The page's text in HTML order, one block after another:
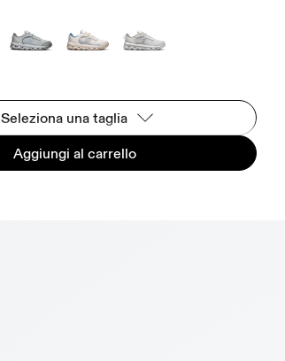
Seleziona una taglia
Aggiungi al carrello